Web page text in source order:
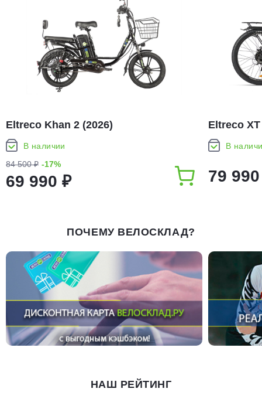
Eltreco Khan 2 (2026)
В наличии
84 500 ₽ -17%
69 990 ₽
Eltreco
В
79
ПОЧЕМУ ВЕЛОСКЛАД?
НАШ РЕЙТИНГ